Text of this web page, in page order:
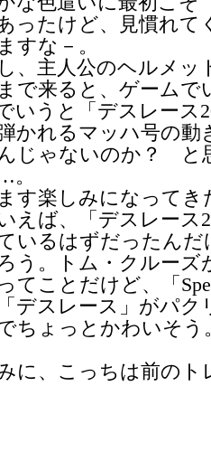
ったけど、見慣れて
すな－。
、主人公のヘルメッ
で来ると、ゲーム
いうと「デスレース
かれるマッハ号の動
じゃないのか？ と
す楽しみになってき
えば、「デスレース
いるはずだったん
う。トム・クルーズ
てことだけど、「
デスレース」がパ
ちょっとかわいそう
に、こっちは前のト